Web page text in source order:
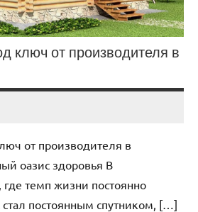
ключ от производителя в
от производителя в
оазис здоровья В
темп жизни постоянно
стал постоянным спутником, […]